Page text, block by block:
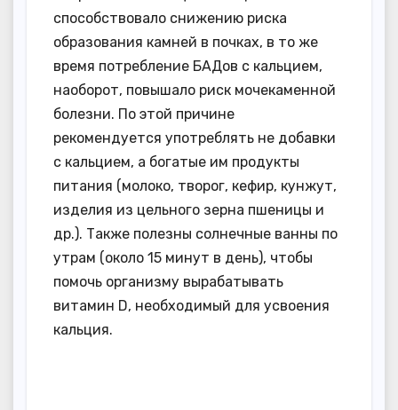
способствовало снижению риска
образования камней в почках, в то же
время потребление БАДов с кальцием,
наоборот, повышало риск мочекаменной
болезни. По этой причине
рекомендуется употреблять не добавки
с кальцием, а богатые им продукты
питания (молоко, творог, кефир, кунжут,
изделия из цельного зерна пшеницы и
др.). Также полезны солнечные ванны по
утрам (около 15 минут в день), чтобы
помочь организму вырабатывать
витамин D, необходимый для усвоения
кальция.